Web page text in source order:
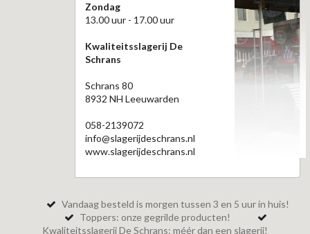
Zondag
13.00 uur - 17.00 uur
Kwaliteitsslagerij De
Schrans
Schrans 80
8932 NH Leeuwarden
058-2139072
info@slagerijdeschrans.nl
www.slagerijdeschrans.nl
Vandaag besteld is morgen tussen 3 en 5 uur in huis!
Toppers: onze gegrilde producten!
Kwaliteitsslagerij De Schrans: méér dan een slagerij!